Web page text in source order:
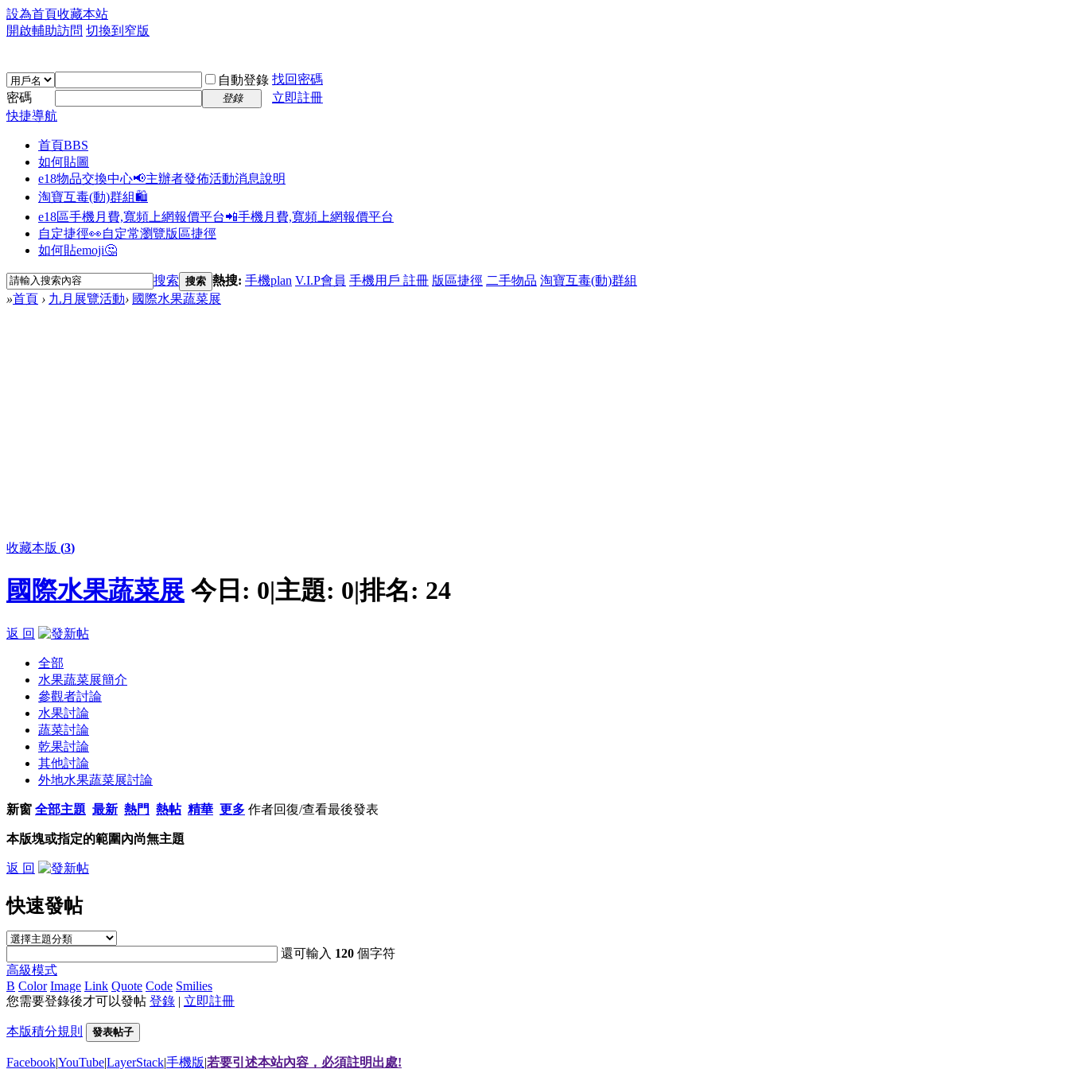
設為首頁收藏本站
開啟輔助訪問 切換到窄版
自動登錄 找回密碼
密碼
登錄
立即註冊
快捷導航
首頁BBS
如何貼圖
e18物品交換中心📢主辦者發佈活動消息說明
淘寶互毒(動)群組🛍️
e18區手機月費,寬頻上網報價平台📲手機月費,寬頻上網報價平台
自定捷徑👀自定常瀏覽版區捷徑
如何貼emoji🤔
搜索 搜索 熱搜: 手機plan V.I.P會員 手機用戶 註冊 版區捷徑 二手物品 淘寶互毒(動)群組
»首頁 › 九月展覽活動› 國際水果蔬菜展
收藏本版 (3)
國際水果蔬菜展 今日: 0|主題: 0|排名: 24
返 回
全部
水果蔬菜展簡介
參觀者討論
水果討論
蔬菜討論
乾果討論
其他討論
外地水果蔬菜展討論
新窗 全部主題 最新 熱門 熱帖 精華 更多 作者回復/查看最後發表
本版塊或指定的範圍內尚無主題
返 回
快速發帖
還可輸入 120 個字符
高級模式
B Color Image Link Quote Code Smilies
您需要登錄後才可以發帖 登錄 | 立即註冊
本版積分規則 發表帖子
Facebook|YouTube|LayerStack|手機版|若要引述本站內容，必須註明出處!